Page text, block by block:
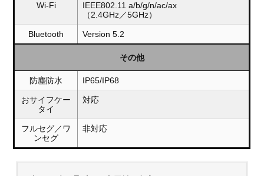
Wi-Fi
IEEE802.11 a/b/g/n/ac/ax
（2.4GHz／5GHz）
Bluetooth Version 5.2
その他
防塵防水 IP65/IP68
おサイフケー
タイ
対応
フルセグ／ワ
ンセグ
非対応